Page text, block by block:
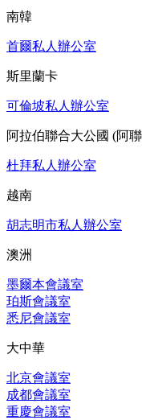
南韓
首爾私人辦公室
斯里蘭卡
可倫坡私人辦公室
阿拉伯聯合大公國 (阿
杜拜私人辦公室
越南
胡志明市私人辦公室
澳洲
墨爾本會議室
珀斯會議室
悉尼會議室
大中華
北京會議室
成都會議室
重慶會議室